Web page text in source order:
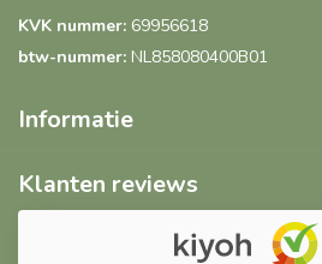
KVK nummer: 69956618
btw-nummer: NL858080400B01
Informatie
Klanten reviews